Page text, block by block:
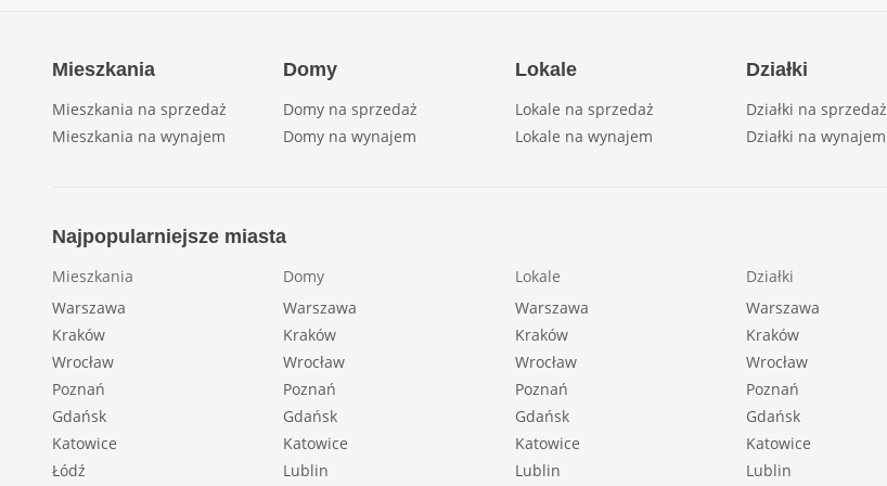
Mieszkania
Mieszkania na sprzedaż
Mieszkania na wynajem
Domy
Domy na sprzedaż
Domy na wynajem
Lokale
Lokale na sprzedaż
Lokale na wynajem
Działki
Działki na sprzedaż
Działki na wynajem
Najpopularniejsze miasta
Mieszkania
Warszawa
Kraków
Wrocław
Poznań
Gdańsk
Katowice
Łódź
Domy
Warszawa
Kraków
Wrocław
Poznań
Gdańsk
Katowice
Lublin
Lokale
Warszawa
Kraków
Wrocław
Poznań
Gdańsk
Katowice
Lublin
Działki
Warszawa
Kraków
Wrocław
Poznań
Gdańsk
Katowice
Lublin